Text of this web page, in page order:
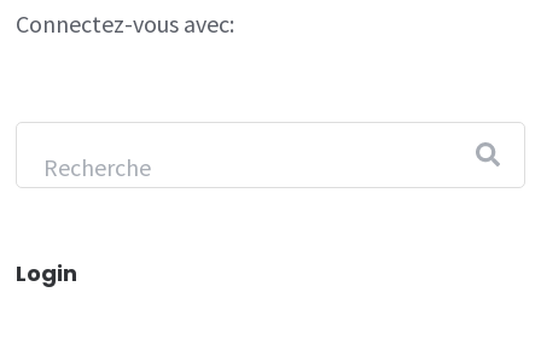
Connectez-vous avec:
Login